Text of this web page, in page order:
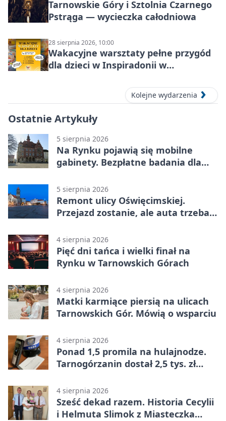
Tarnowskie Góry i Sztolnia Czarnego
Pstrąga — wycieczka całodniowa
28 sierpnia 2026, 10:00
Wakacyjne warsztaty pełne przygód
dla dzieci w Inspiradonii w
Kolejne wydarzenia
Ostatnie Artykuły
5 sierpnia 2026
Na Rynku pojawią się mobilne
gabinety. Bezpłatne badania dla
5 sierpnia 2026
Remont ulicy Oświęcimskiej.
Przejazd zostanie, ale auta trzeba
4 sierpnia 2026
Pięć dni tańca i wielki finał na
Rynku w Tarnowskich Górach
4 sierpnia 2026
Matki karmiące piersią na ulicach
Tarnowskich Gór. Mówią o wsparciu
4 sierpnia 2026
Ponad 1,5 promila na hulajnodze.
Tarnogórzanin dostał 2,5 tys. zł
4 sierpnia 2026
Sześć dekad razem. Historia Cecylii
i Helmuta Slimok z Miasteczka